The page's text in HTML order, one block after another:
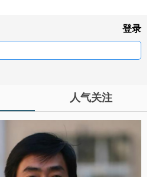
登录
人气关注